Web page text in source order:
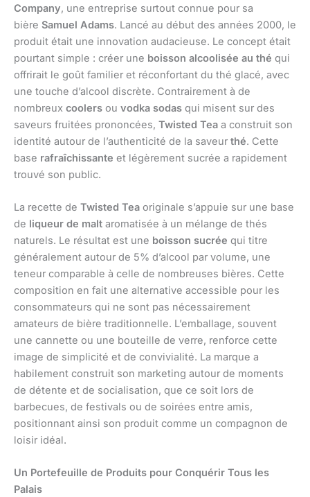
Company, une entreprise surtout connue pour sa
bière Samuel Adams. Lancé au début des années 2000, le
produit était une innovation audacieuse. Le concept était
pourtant simple : créer une boisson alcoolisée au thé qui
offrirait le goût familier et réconfortant du thé glacé, avec
une touche d’alcool discrète. Contrairement à de
nombreux coolers ou vodka sodas qui misent sur des
saveurs fruitées prononcées, Twisted Tea a construit son
identité autour de l’authenticité de la saveur thé. Cette
base rafraîchissante et légèrement sucrée a rapidement
trouvé son public.
La recette de Twisted Tea originale s’appuie sur une base
de liqueur de malt aromatisée à un mélange de thés
naturels. Le résultat est une boisson sucrée qui titre
généralement autour de 5% d’alcool par volume, une
teneur comparable à celle de nombreuses bières. Cette
composition en fait une alternative accessible pour les
consommateurs qui ne sont pas nécessairement
amateurs de bière traditionnelle. L’emballage, souvent
une cannette ou une bouteille de verre, renforce cette
image de simplicité et de convivialité. La marque a
habilement construit son marketing autour de moments
de détente et de socialisation, que ce soit lors de
barbecues, de festivals ou de soirées entre amis,
positionnant ainsi son produit comme un compagnon de
loisir idéal.
Un Portefeuille de Produits pour Conquérir Tous les
Palais